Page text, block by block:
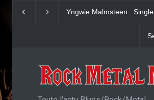
Yngwie Malmsteen : Single